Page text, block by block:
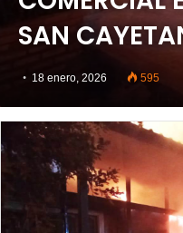
SAN
18 enero, 2026 595